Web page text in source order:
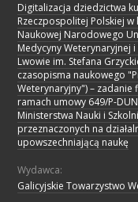
Digitalizacja dziedzictwa
Rzeczpospolitej Polskiej
Naukowej Narodowego
Medycyny Weterynaryjnej
Lwowie im. Stefana
czasopisma naukowego
Weterynaryjny") – zadanie
ramach umowy 649/P-
Ministerstwa Nauki i
przeznaczonych na
upowszechniającą naukę
Wydawca:
Galicyjskie Towarzystwo